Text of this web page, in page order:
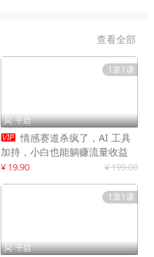
查看全部
1章1课
 千启
 情感赛道杀疯了，AI 工具
加持，小白也能躺赚流量收益
¥ 19.90 ¥ 199.00
1章1课
 千启